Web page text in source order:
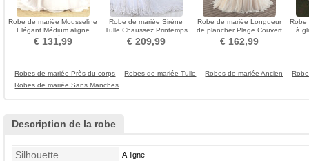
Robe de mariée Mousseline
Elégant Médium aligne
Manche Aérienne
€ 131,99
Robe de mariée Sirène
Tulle Chaussez Printemps
Jardin Sans Manches
€ 209,99
Robe de mariée Longueur
de plancher Plage Couvert
de Dentelle
€ 162,99
Robe
à
Robes de mariée Près du corps Robes de mariée Tulle Robes de mariée Ancien
Robes de mariée Sans Manches
Description de la robe
Silhouette A-ligne